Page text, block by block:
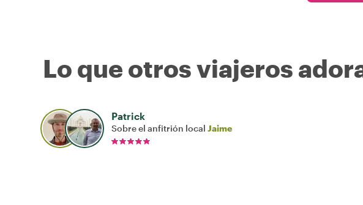
Lo que otros viajeros
Patrick
Sobre el anfitrión local Jaime